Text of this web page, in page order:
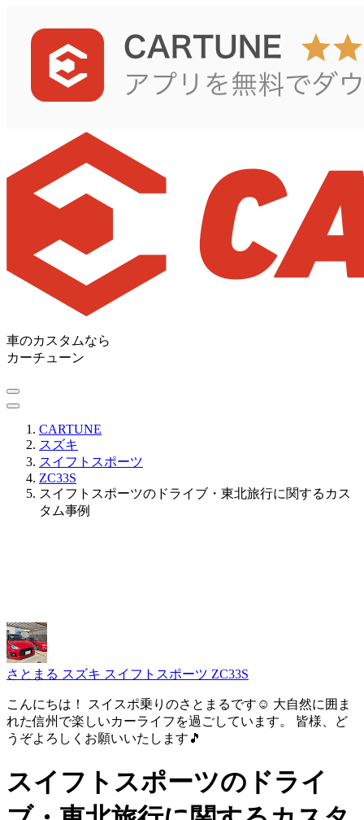
車のカスタムなら
カーチューン
CARTUNE
スズキ
スイフトスポーツ
ZC33S
スイフトスポーツのドライブ・東北旅行に関するカス
タム事例
さとまる スズキ スイフトスポーツ ZC33S
こんにちは！ スイスポ乗りのさとまるです☺️ 大自然に囲ま
れた信州で楽しいカーライフを過ごしています。 皆様、ど
うぞよろしくお願いいたします🎵
スイフトスポーツのドライ